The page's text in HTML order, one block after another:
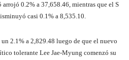
0.2% a 37,658.46, mientras que el S
casi 0.1% a 8,535.10.
2.1% a 2,829.48 luego de que el nuevo
tolerante Lee Jae-Myung comenzó su